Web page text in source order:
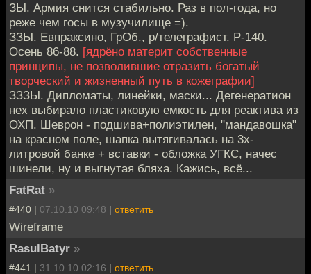
ЗЫ. Армия снится стабильно. Раз в пол-года, но
реже чем госы в музучилище =).
ЗЗЫ. Евпраксино, ГрОб., р/телеграфист. Р-140.
Осень 86-88. [ядрёно материт собственные
принципы, не позволившие отразить богатый
творческий и жизненный путь в кожеграфии]
ЗЗЗЫ. Дипломаты, линейки, маски... Дегенератион
нех выбирало пластиковую емкость для реактива из
ОХП. Шеврон - подшива+полиэтилен, "мандавошка"
на красном поле, шапка вытягивалась на 3х-
литровой банке + вставки - обложка УГКС, начес
шинели, ну и выгнутая бляха. Кажись, всё...
FatRat »
#440 | 07.10.10 09:48 | ответить
Wireframe
RasulBatyr »
#441 | 31.10.10 02:16 | ответить